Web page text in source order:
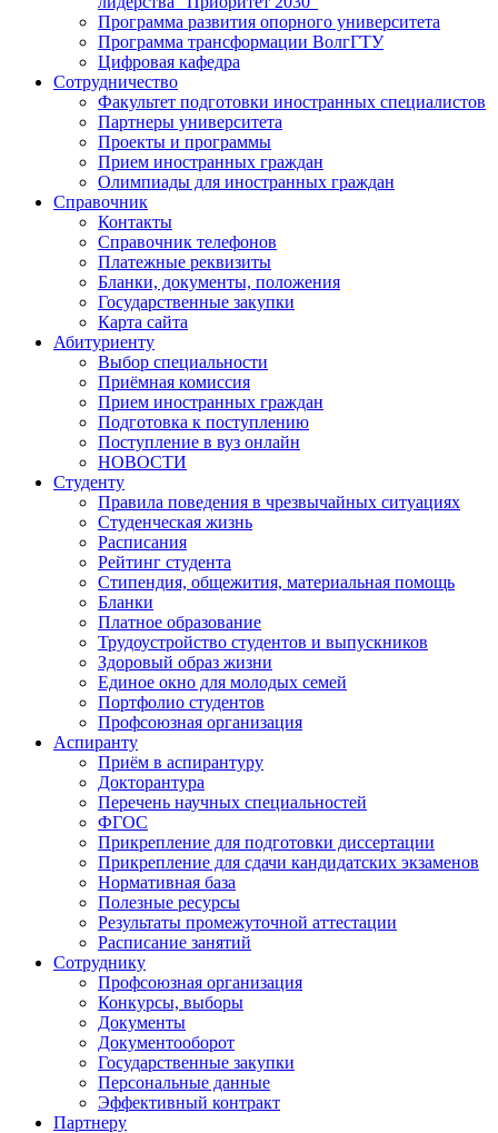
Программа развития опорного университета
Программа трансформации ВолгГТУ
Цифровая кафедра
Сотрудничество
Факультет подготовки иностранных специалистов
Партнеры университета
Проекты и программы
Прием иностранных граждан
Олимпиады для иностранных граждан
Справочник
Контакты
Справочник телефонов
Платежные реквизиты
Бланки, документы, положения
Государственные закупки
Карта сайта
Абитуриенту
Выбор специальности
Приёмная комиссия
Прием иностранных граждан
Подготовка к поступлению
Поступление в вуз онлайн
НОВОСТИ
Студенту
Правила поведения в чрезвычайных ситуациях
Студенческая жизнь
Расписания
Рейтинг студента
Стипендия, общежития, материальная помощь
Бланки
Платное образование
Трудоустройство студентов и выпускников
Здоровый образ жизни
Единое окно для молодых семей
Портфолио студентов
Профсоюзная организация
Аспиранту
Приём в аспирантуру
Докторантура
Перечень научных специальностей
ФГОС
Прикрепление для подготовки диссертации
Прикрепление для сдачи кандидатских экзаменов
Нормативная база
Полезные ресурсы
Результаты промежуточной аттестации
Расписание занятий
Сотруднику
Профсоюзная организация
Конкурсы, выборы
Документы
Документооборот
Государственные закупки
Персональные данные
Эффективный контракт
Партнеру